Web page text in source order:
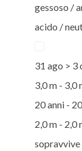
gessoso /
acido /
31 ago > 3
3,0 m - 3,0
20 anni -
2,0 m - 2,0
sopravvive